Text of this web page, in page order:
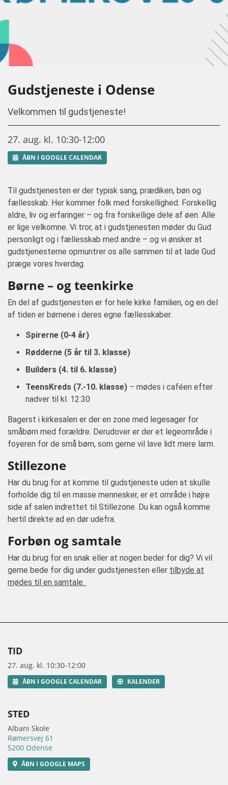
TID
27. aug. kl. 10:30-12:00
ÅBN I GOOGLE CALENDAR KALENDER
STED
Albani Skole
Rømersvej 61
5200 Odense
ÅBN I GOOGLE MAPS
Gudstjeneste i Odense
Velkommen til gudstjeneste!
27. aug. kl. 10:30-12:00
ÅBN I GOOGLE CALENDAR
Til gudstjenesten er der typisk sang, prædiken, bøn og
fællesskab. Her kommer folk med forskellighed. Forskellig
aldre, liv og erfaringer – og fra forskellige dele af øen. Alle
er lige velkomne. Vi tror, at i gudstjenesten møder du Gud
personligt og i fællesskab med andre – og vi ønsker at
gudstjenesterne opmuntrer os alle sammen til at lade Gud
præge vores hverdag.
Børne – og teenkirke
En del af gudstjenesten er for hele kirke familien, og en del
af tiden er børnene i deres egne fællesskaber.
Spirerne (0-4 år)
Rødderne (5 år til 3. klasse)
Builders (4. til 6. klasse)
TeensKreds (7.-10. klasse) – mødes i caféen efter
nadver til kl. 12:30
Bagerst i kirkesalen er der en zone med legesager for
småbørn med forældre. Derudover er der et legeområde i
foyeren for de små børn, som gerne vil lave lidt mere larm.
Stillezone
Har du brug for at komme til gudstjeneste uden at skulle
forholde dig til en masse mennesker, er et område i højre
side af salen indrettet til Stillezone. Du kan også komme
hertil direkte ad en dør udefra.
Forbøn og samtale
Har du brug for en snak eller at nogen beder for dig? Vi vil
gerne bede for dig under gudstjenesten eller tilbyde at
mødes til en samtale.